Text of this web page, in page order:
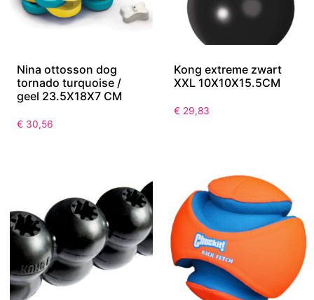
Nina ottosson dog
tornado turquoise /
geel 23.5X18X7 CM
€ 30,56
Kong extreme zwart
XXL 10X10X15.5CM
€ 29,83